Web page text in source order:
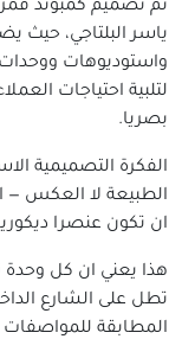
تم تصميم كمبوند
ياسر البلتاجي، حيث
واستوديوهات ووحدات
لتلبية احتياجات
بصريا.
الفكرة التصميمية
الطبيعة لا العكس —
ان تكون عنصرا
هذا يعني ان كل وحدة
تطل على الشارع
المطابقة للمواصفات